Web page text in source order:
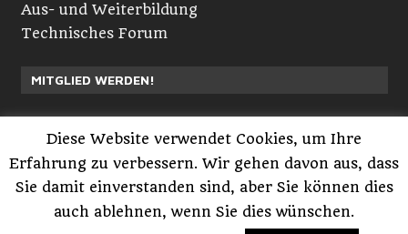
Aus- und Weiterbildung
Technisches Forum
MITGLIED WERDEN!
Registrieren
Anmelden
Diese Website verwendet Cookies, um Ihre
Erfahrung zu verbessern. Wir gehen davon aus, dass
Sie damit einverstanden sind, aber Sie können dies
auch ablehnen, wenn Sie dies wünschen.